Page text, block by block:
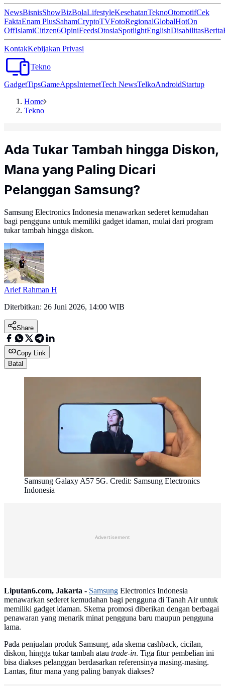
NewsBisnisShowBizBolaLifestyleKesehatanTeknoOtomotifCek
FaktaEnam PlusSahamCryptoTVFotoRegionalGlobalHotOn
OffIslamiCitizen6OpiniFeedsOtosiaSpotlightEnglishDisabilitasBerita
KontakKebijakan Privasi
Tekno
GadgetTipsGameAppsInternetTech NewsTelkoAndroidStartup
Home
Tekno
Ada Tukar Tambah hingga Diskon,
Mana yang Paling Dicari
Pelanggan Samsung?
Samsung Electronics Indonesia menawarkan sederet kemudahan
bagi pengguna untuk memiliki gadget idaman, mulai dari program
tukar tambah hingga diskon.
Arief Rahman H
Diterbitkan: 26 Juni 2026, 14:00 WIB
Share
Copy Link
Batal
Samsung Galaxy A57 5G. Credit: Samsung Electronics
Indonesia
Advertisement
Liputan6.com, Jakarta - Samsung Electronics Indonesia
menawarkan sederet kemudahan bagi pengguna di Tanah Air untuk
memiliki gadget idaman. Skema promosi diberikan dengan berbagai
penawaran yang menarik minat pengguna baru maupun pengguna
lama.
Pada penjualan produk Samsung, ada skema cashback, cicilan,
diskon, hingga tukar tambah atau trade-in. Tiga fitur pembelian ini
bisa diakses pelanggan berdasarkan referensinya masing-masing.
Lantas, fitur mana yang paling banyak diakses?